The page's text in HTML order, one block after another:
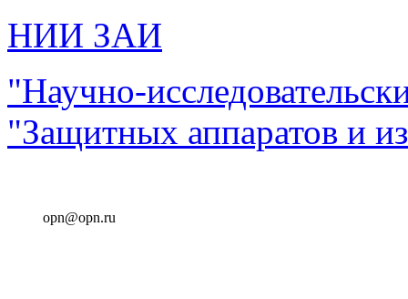
НИИ ЗАИ
"Научно-
"Защитных аппаратов и
opn@opn.ru